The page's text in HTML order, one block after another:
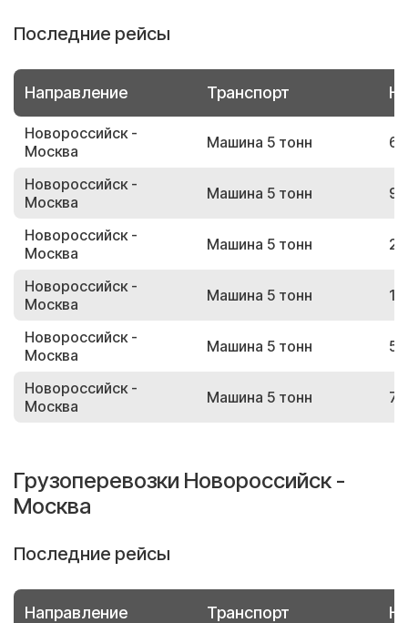
Последние рейсы
Направление Транспорт
Новороссийск -
Москва
Машина 5 тонн
Новороссийск -
Москва
Машина 5 тонн
Новороссийск -
Москва
Машина 5 тонн
Новороссийск -
Москва
Машина 5 тонн
Новороссийск -
Москва
Машина 5 тонн
Новороссийск -
Москва
Машина 5 тонн
Грузоперевозки Новороссийск -
Москва
Последние рейсы
Направление Транспорт